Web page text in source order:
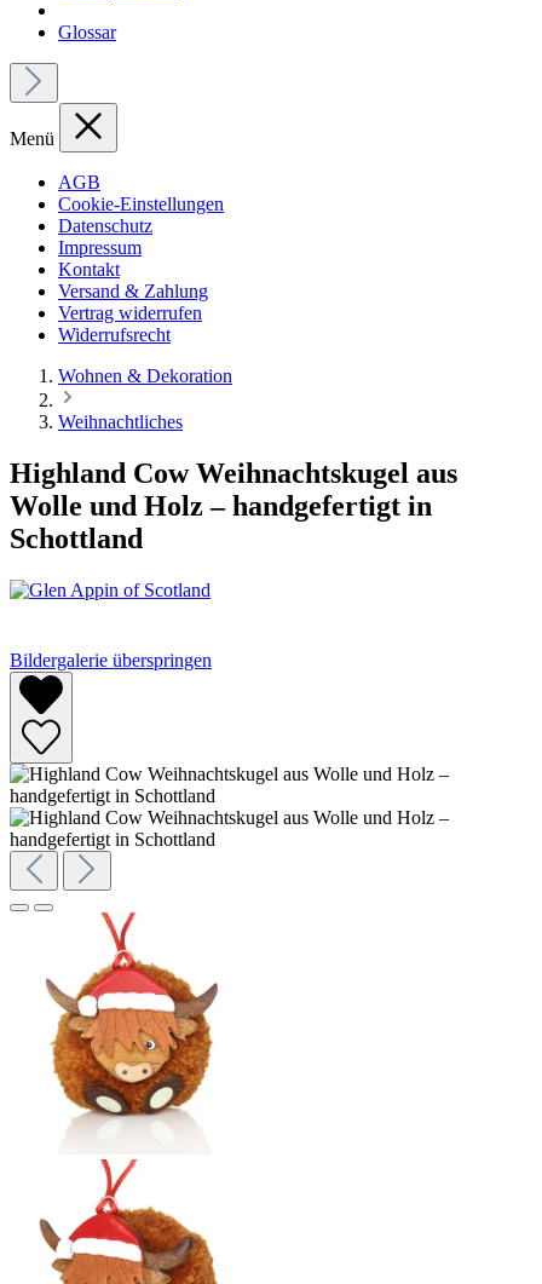
Glossar
Menü
AGB
Cookie-Einstellungen
Datenschutz
Impressum
Kontakt
Versand & Zahlung
Vertrag widerrufen
Widerrufsrecht
Wohnen & Dekoration
Weihnachtliches
Highland Cow Weihnachtskugel aus
Wolle und Holz – handgefertigt in
Schottland
Bildergalerie überspringen